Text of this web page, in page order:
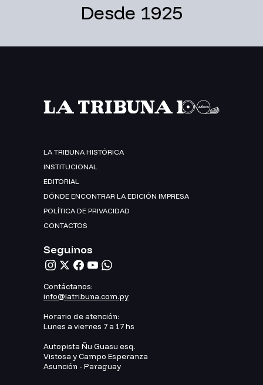
Desde 1925
LA TRIBUNA HISTÓRICA
INSTITUCIONAL
EDITORIAL
DÓNDE ENCONTRAR LA EDICIÓN IMPRESA
POLÍTICA DE PRIVACIDAD
CONTACTOS
Seguinos
Contáctanos:
info@latribuna.com.py
Horario de atención:
Lunes a viernes 7 a 17 hs
Autopista Ñu Guasu esq.
Vistosa y Campo Esperanza
Asunción - Paraguay